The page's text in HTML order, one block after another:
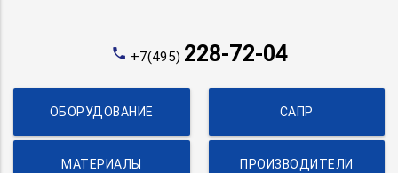
phone +7(495) 228-72-04
ОБОРУДОВАНИЕ САПР
МАТЕРИАЛЫ ПРОИЗВОДИТЕЛИ